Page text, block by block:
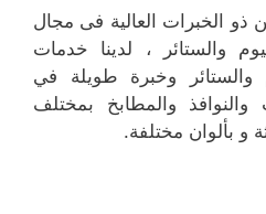
ذو الخبرات العالية فى مجال
والستائر ، لدينا خدمات
والستائر وخبرة طويلة في
والنوافذ والمطابخ بمختلف
و بألوان مختلفة.